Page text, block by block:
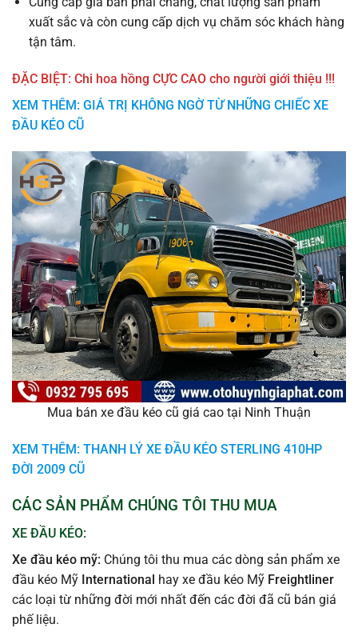
xuất sắc và còn cung cấp dịch vụ chăm sóc khách hàng
tận tâm.
ĐẶC BIỆT: Chi hoa hồng CỰC CAO cho người giới thiệu !!!
XEM THÊM: GIÁ TRỊ KHÔNG NGỜ TỪ NHỮNG CHIẾC XE
ĐẦU KÉO CŨ
Mua bán xe đầu kéo cũ giá cao tại Ninh Thuận
XEM THÊM: THANH LÝ XE ĐẦU KÉO STERLING 410HP
ĐỜI 2009 CŨ
CÁC SẢN PHẨM CHÚNG TÔI THU MUA
XE ĐẦU KÉO:
Xe đầu kéo mỹ: Chúng tôi thu mua các dòng sản phẩm xe
đầu kéo Mỹ International hay xe đầu kéo Mỹ Freightliner
các loại từ những đời mới nhất đến các đời đã cũ bán giá
phế liệu.